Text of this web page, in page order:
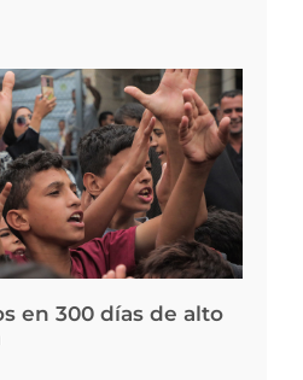
en 300 días de alto